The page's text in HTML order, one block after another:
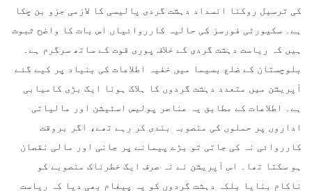
کی ترسیل روکنا انسداد دہشت گردی پالیسی کا لازمی جزو بن چکا
ہے۔ سکیورٹی فورسز کی حالیہ کارروائیاں اس بات کا واضح ثبوت
ہیں کہ ریاست دہشت گردی کے خلاف پوری قوت کے ساتھ سرگرم ہے۔
بلوچستان کے ضلع بسیما میں خفیہ اطلاعات کی بنیاد پر کیے گئے
آپریشن میں متعدد دہشت گردوں کا ہلاک ہونا ایک بڑی کامیابی
ہے۔ اطلاعات کے مطابق یہ عناصر پولیس اسٹیشن اور مالیاتی
اداروں پر حملوں کی منصوبہ بندی کر رہے تھے، اگر بروقت
کارروائی نہ کی جاتی تو بڑے پیمانے پر جانی اور مالی نقصان
ہو سکتا تھا۔ اس آپریشن نے نہ صرف ایک خطرناک منصوبے کو
ناکام بنایا بلکہ دہشت گردوں کو یہ پیغام بھی دیا کہ ریاست